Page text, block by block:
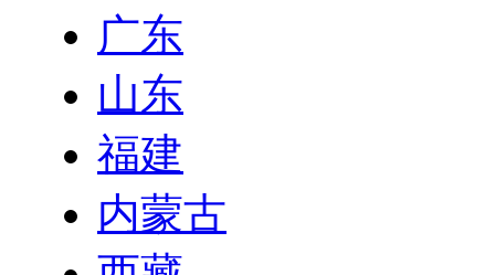
广东
山东
福建
内蒙古